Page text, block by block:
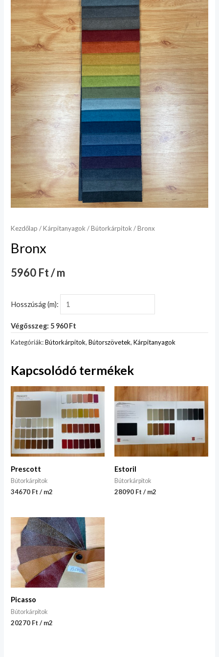
Kezdőlap /Kárpitanyagok /Bútorkárpitok / Bronx
Bronx
5960 Ft / m
Hosszúság (m):
Végösszeg: 5 960 Ft
Kategóriák:Bútorkárpitok,Bútorszövetek,Kárpitanyagok
Kapcsolódó termékek
Prescott
Bútorkárpitok
34670 Ft / m2
Estoril
Bútorkárpitok
28090 Ft / m2
Picasso
Bútorkárpitok
20270 Ft / m2